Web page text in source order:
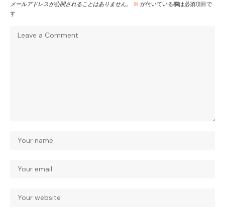
メールアドレスが公開されることはありません。 ※ が付いている欄は必須項目で
す